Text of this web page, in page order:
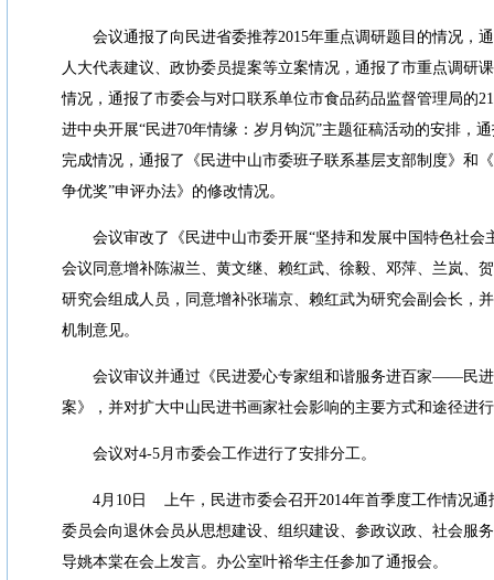
会议通报了向民进省委推荐2015年重点调研题目的情况，
人大代表建议、政协委员提案等立案情况，通报了市重点调研
情况，通报了市委会与对口联系单位市食品药品监督管理局的
进中央开展“民进70年情缘：岁月钩沉”主题征稿活动的安排，
完成情况，通报了《民进中山市委班子联系基层支部制度》和
争优奖”申评办法》的修改情况。
会议审改了《民进中山市委开展“坚持和发展中国特色社会
会议同意增补陈淑兰、黄文继、赖红武、徐毅、邓萍、兰岚、
研究会组成人员，同意增补张瑞京、赖红武为研究会副会长，
机制意见。
会议审议并通过《民进爱心专家组和谐服务进百家——民
案》，并对扩大中山民进书画家社会影响的主要方式和途径进
会议对4-5月市委会工作进行了安排分工。
4月 10日 上午，民进市委会召开2014年首季度工作情况通
委员会向退休会员从思想建设、组织建设、参政议政、社会服
导姚本棠在会上发言。办公室叶裕华主任参加了通报会。